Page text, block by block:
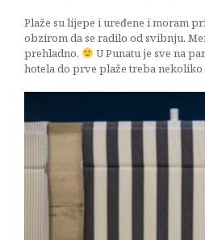
Plaže su lijepe i uređene i moram
obzirom da se radilo od svibnju.
prehladno.
U Punatu je sve na
hotela do prve plaže treba nekoliko